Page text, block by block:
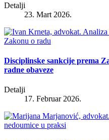
Detalji
23. Mart 2026.
Disciplinske sankcije prema
radne obaveze
Detalji
17. Februar 2026.